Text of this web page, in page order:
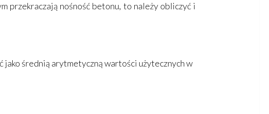
przekraczają nośność betonu, to należy obliczyć i
jako średnią arytmetyczną wartości użytecznych w